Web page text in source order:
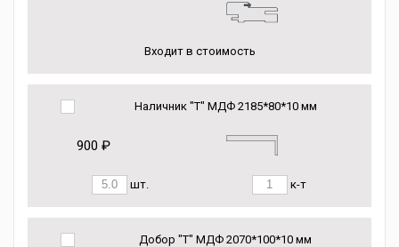
Входит в стоимость
Наличник "Т" МДФ 2185*80*10 мм
900 ₽
шт. к-т
Добор "Т" МДФ 2070*100*10 мм